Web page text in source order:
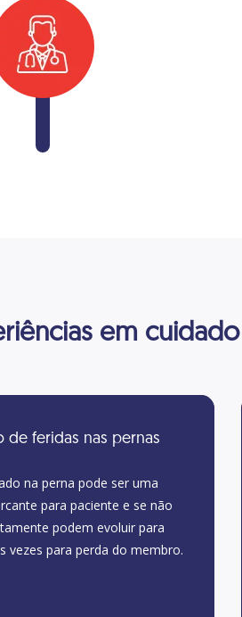
em
de feridas nas pernas
na perna pode ser uma
para paciente e se não
podem evoluir para
vezes para perda do membro.